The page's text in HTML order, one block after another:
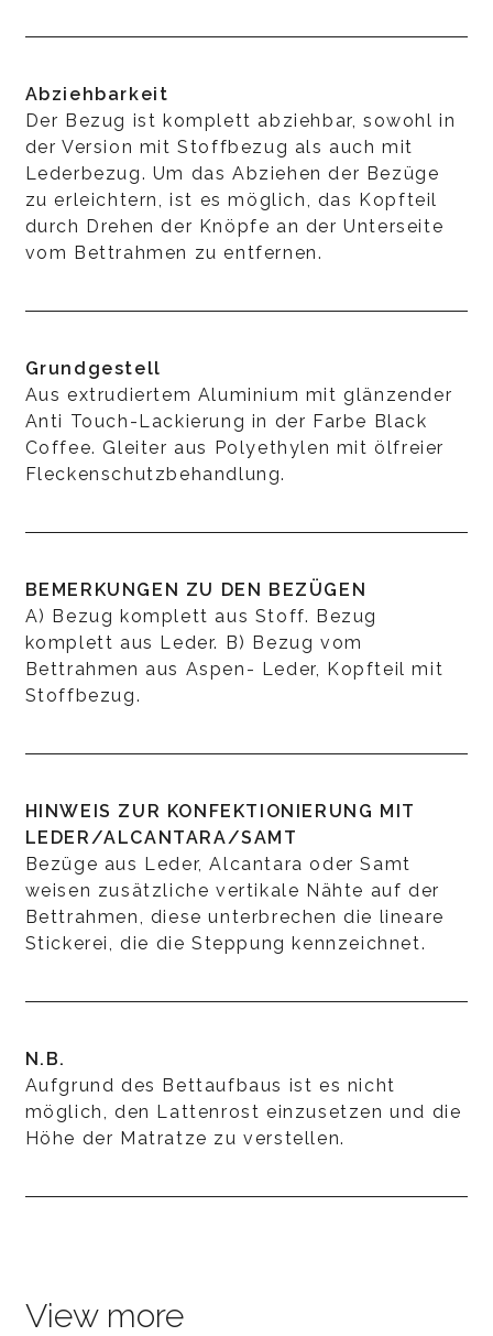
Abziehbarkeit
Der Bezug ist komplett abziehbar, sowohl in
der Version mit Stoffbezug als auch mit
Lederbezug. Um das Abziehen der Bezüge
zu erleichtern, ist es möglich, das Kopfteil
durch Drehen der Knöpfe an der Unterseite
vom Bettrahmen zu entfernen.
Grundgestell
Aus extrudiertem Aluminium mit glänzender
Anti Touch-Lackierung in der Farbe Black
Coffee. Gleiter aus Polyethylen mit ölfreier
Fleckenschutzbehandlung.
BEMERKUNGEN ZU DEN BEZÜGEN
A) Bezug komplett aus Stoff. Bezug
komplett aus Leder. B) Bezug vom
Bettrahmen aus Aspen- Leder, Kopfteil mit
Stoffbezug.
HINWEIS ZUR KONFEKTIONIERUNG MIT
LEDER/ALCANTARA/SAMT
Bezüge aus Leder, Alcantara oder Samt
weisen zusätzliche vertikale Nähte auf der
Bettrahmen, diese unterbrechen die lineare
Stickerei, die die Steppung kennzeichnet.
N.B.
Aufgrund des Bettaufbaus ist es nicht
möglich, den Lattenrost einzusetzen und die
Höhe der Matratze zu verstellen.
View more